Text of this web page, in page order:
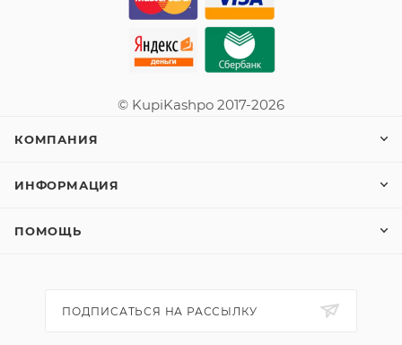
© KupiKashpo 2017-2026
КОМПАНИЯ
ИНФОРМАЦИЯ
ПОМОЩЬ
ПОДПИСАТЬСЯ НА РАССЫЛКУ